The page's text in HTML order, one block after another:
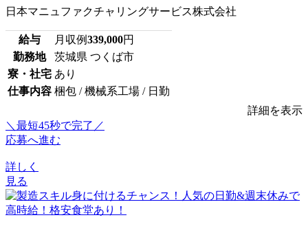
日本マニュファクチャリングサービス株式会社
給与 月収例339,000円
勤務地
茨城県 つくば市
寮・社宅 あり
仕事内容 梱包 / 機械系工場 / 日勤
詳細を表示
＼最短45秒で完了／
応募へ進む
詳しく
見る